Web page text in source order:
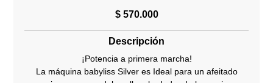
$570.000
Descripción
¡Potencia a primera marcha!
La máquina babyliss Silver es Ideal para un afeitado